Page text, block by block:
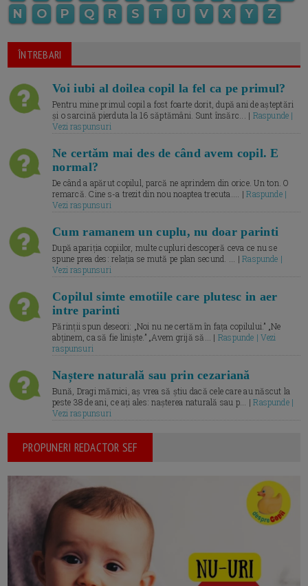
N
O P Q R S T U V X Y Z
ÎNTREBARI
Voi iubi al doilea copil la fel ca pe primul?
Pentru mine primul copil a fost foarte dorit, după ani de așteptări
și o sarcină pierduta la 16 săptămâni. Sunt însărc... | Raspunde |
Vezi raspunsuri
Ne certăm mai des de când avem copil. E
normal?
De când a apărut copilul, parcă ne aprindem din orice. Un ton. O
remarcă. Cine s-a trezit din nou noaptea trecuta.... |Raspunde |
Vezi raspunsuri
Cum ramanem un cuplu, nu doar parinti
După apariția copiilor, multe cupluri descoperă ceva ce nu se
spune prea des: relația se mută pe plan secund. ... |Raspunde |
Vezi raspunsuri
Copilul simte emotiile care plutesc in aer
intre parinti
Părinții spun deseori: „Noi nu ne certăm în fața copilului.” „Ne
abținem, ca să fie liniște.” „Avem grijă să... | Raspunde | Vezi
raspunsuri
Naștere naturală sau prin cezariană
Bună, Dragi mămici, aș vrea să știu dacă cele care au născut la
peste 38 de ani, ce ați ales: nașterea naturală sau p... |Raspunde |
Vezi raspunsuri
PROPUNERI REDACTOR SEF